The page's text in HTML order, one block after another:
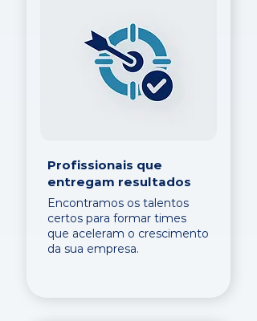
Profissionais que
entregam resultados
Encontramos os talentos
certos para formar times
que aceleram o crescimento
da sua empresa.